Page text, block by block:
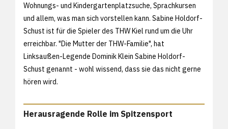
Wohnungs- und Kindergartenplatzsuche, Sprachkursen
und allem, was man sich vorstellen kann. Sabine Holdorf-
Schust ist für die Spieler des THW Kiel rund um die Uhr
erreichbar. "Die Mutter der THW-Familie", hat
Linksaußen-Legende Dominik Klein Sabine Holdorf-
Schust genannt - wohl wissend, dass sie das nicht gerne
hören wird.
Herausragende Rolle im Spitzensport